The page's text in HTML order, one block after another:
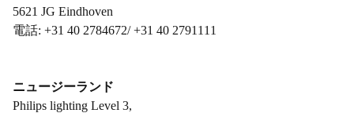
5621 JG Eindhoven
電話: +31 40 2784672/ +31 40 2791111
ニュージーランド
Philips lighting Level 3,